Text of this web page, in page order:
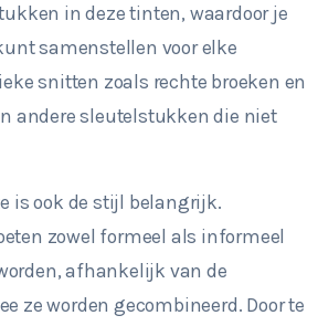
in deze tinten, waardoor je
samenstellen voor elke
snitten zoals rechte broeken en
andere sleutelstukken die niet
is ook de stijl belangrijk.
zowel formeel als informeel
afhankelijk van de
ze worden gecombineerd. Door te